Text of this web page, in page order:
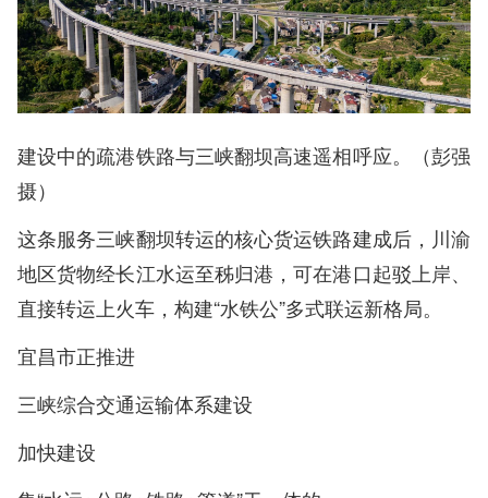
建设中的疏港铁路与三峡翻坝高速遥相呼应。（彭强
摄）
这条服务三峡翻坝转运的核心货运铁路建成后，川渝
地区货物经长江水运至秭归港，可在港口起驳上岸、
直接转运上火车，构建“水铁公”多式联运新格局。
宜昌市正推进
三峡综合交通运输体系建设
加快建设